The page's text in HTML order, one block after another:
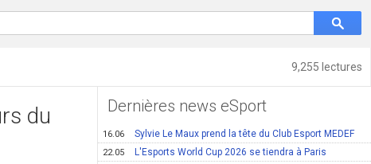
9,255 lectures
du
Dernières news eSport
16.06 Sylvie Le Maux prend la tête du Club Esport MEDEF
22.05 L'Esports World Cup 2026 se tiendra à Paris